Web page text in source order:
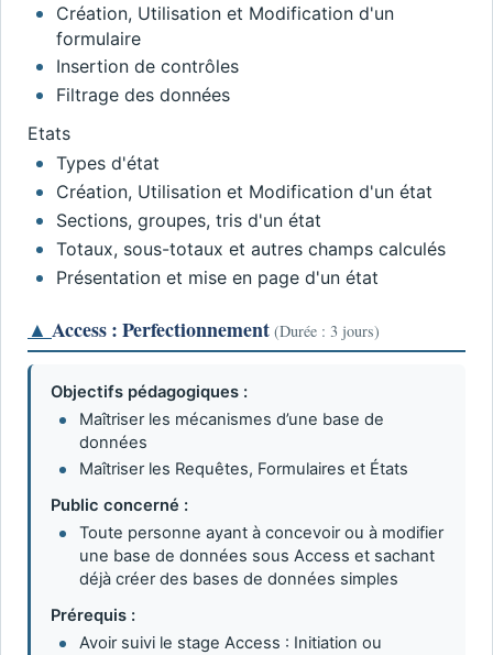
Création, Utilisation et Modification d'un
formulaire
Insertion de contrôles
Filtrage des données
Etats
Types d'état
Création, Utilisation et Modification d'un état
Sections, groupes, tris d'un état
Totaux, sous-totaux et autres champs calculés
Présentation et mise en page d'un état
▲ Access : Perfectionnement (Durée : 3 jours)
Objectifs pédagogiques :
Maîtriser les mécanismes d’une base de
données
Maîtriser les Requêtes, Formulaires et États
Public concerné :
Toute personne ayant à concevoir ou à modifier
une base de données sous Access et sachant
déjà créer des bases de données simples
Prérequis :
Avoir suivi le stage Access : Initiation ou